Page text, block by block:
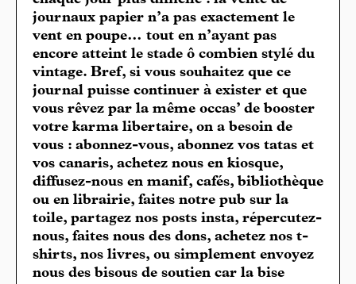
journaux papier n’a pas exactement le
vent en poupe… tout en n’ayant pas
encore atteint le stade ô combien stylé du
vintage. Bref, si vous souhaitez que ce
journal puisse continuer à exister et que
vous rêvez par la même occas’ de booster
votre karma libertaire, on a besoin de
vous : abonnez-vous, abonnez vos tatas et
vos canaris, achetez nous en kiosque,
diffusez-nous en manif, cafés, bibliothèque
ou en librairie, faites notre pub sur la
toile, partagez nos posts insta, répercutez-
nous, faites nous des dons, achetez nos t-
shirts, nos livres, ou simplement envoyez
nous des bisous de soutien car la bise